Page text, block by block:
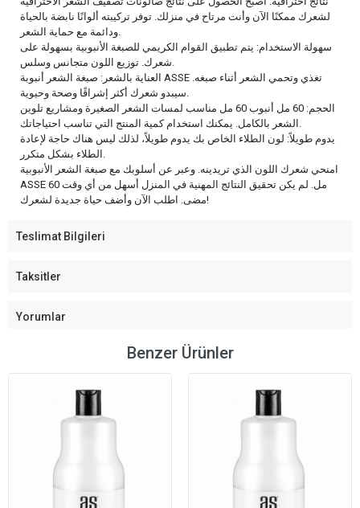
لشعرك ممكنًا الآن وأنت مرتاح في منزلك. توفر تركيبته ألوانًا نابضة بالحياة
ودائمة مع حماية الشعر.
سهولة الاستخدام: يتم تطبيق القوام الكريمي للصبغة الأنبوبية بسهولة على
شعرك. توزيع اللون متجانس وسلس.
العناية بالشعر: صبغة الشعر أنبوبة ASSE تغذي وتحمي الشعر أثناء صبغه.
سيبدو شعرك أكثر إشراقًا وصحة وحيوية.
الحجم: 60 مل أنبوب 60 مل مناسب لمسات الشعر الصغيرة ومشاريع تلوين
الشعر بالكامل. يمكنك استخدام كمية المنتج التي تناسب احتياجاتك.
يدوم طويلاً: لون الطلاء الخاص بك يدوم طويلاً، لذلك ليس هناك حاجة لإعادة
الطلاء بشكل متكرر.
امنحي شعرك اللون الذي تريدينه. وعبر عن أسلوبك مع صبغة الشعر الأنبوبية
ASSE 60 مل. لم يكن تحقيق النتائج المهنية في المنزل أسهل من أي وقت
مضى. اطلب الآن وأضف حياة جديدة لشعرك!
Teslimat Bilgileri
Taksitler
Yorumlar
Benzer Ürünler